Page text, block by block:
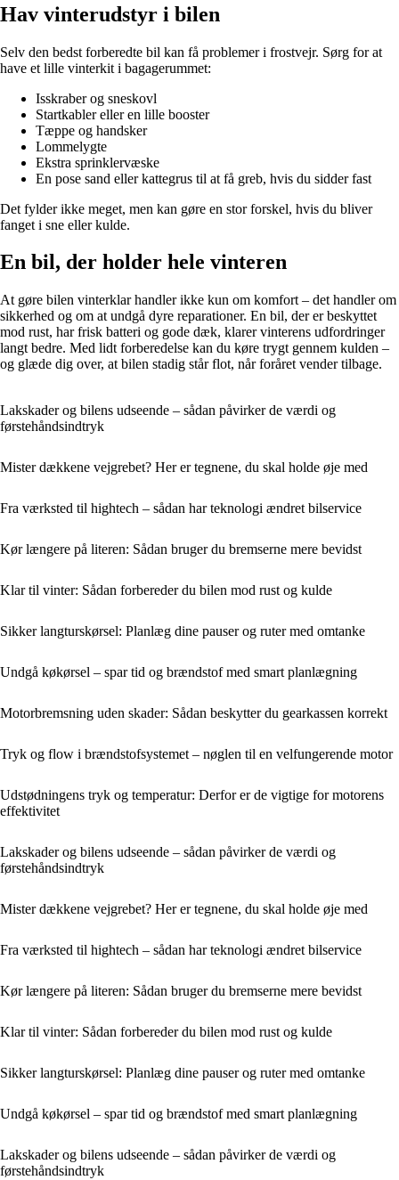
Hav vinterudstyr i bilen
Selv den bedst forberedte bil kan få problemer i frostvejr. Sørg for at
have et lille vinterkit i bagagerummet:
Isskraber og sneskovl
Startkabler eller en lille booster
Tæppe og handsker
Lommelygte
Ekstra sprinklervæske
En pose sand eller kattegrus til at få greb, hvis du sidder fast
Det fylder ikke meget, men kan gøre en stor forskel, hvis du bliver
fanget i sne eller kulde.
En bil, der holder hele vinteren
At gøre bilen vinterklar handler ikke kun om komfort – det handler om
sikkerhed og om at undgå dyre reparationer. En bil, der er beskyttet
mod rust, har frisk batteri og gode dæk, klarer vinterens udfordringer
langt bedre. Med lidt forberedelse kan du køre trygt gennem kulden –
og glæde dig over, at bilen stadig står flot, når foråret vender tilbage.
Lakskader og bilens udseende – sådan påvirker de værdi og
førstehåndsindtryk
Mister dækkene vejgrebet? Her er tegnene, du skal holde øje med
Fra værksted til hightech – sådan har teknologi ændret bilservice
Kør længere på literen: Sådan bruger du bremserne mere bevidst
Klar til vinter: Sådan forbereder du bilen mod rust og kulde
Sikker langturskørsel: Planlæg dine pauser og ruter med omtanke
Undgå køkørsel – spar tid og brændstof med smart planlægning
Motorbremsning uden skader: Sådan beskytter du gearkassen korrekt
Tryk og flow i brændstofsystemet – nøglen til en velfungerende motor
Udstødningens tryk og temperatur: Derfor er de vigtige for motorens
effektivitet
Lakskader og bilens udseende – sådan påvirker de værdi og
førstehåndsindtryk
Mister dækkene vejgrebet? Her er tegnene, du skal holde øje med
Fra værksted til hightech – sådan har teknologi ændret bilservice
Kør længere på literen: Sådan bruger du bremserne mere bevidst
Klar til vinter: Sådan forbereder du bilen mod rust og kulde
Sikker langturskørsel: Planlæg dine pauser og ruter med omtanke
Undgå køkørsel – spar tid og brændstof med smart planlægning
Lakskader og bilens udseende – sådan påvirker de værdi og
førstehåndsindtryk